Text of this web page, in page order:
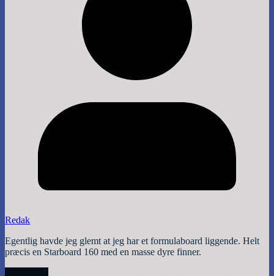
Redak
Egentlig havde jeg glemt at jeg har et formulaboard liggende. Helt
præcis en Starboard 160 med en masse dyre finner.